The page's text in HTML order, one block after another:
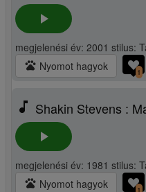
play_arrow
megjelenési év: 2001 stilus:
pets Nyomot hagyok 1
music_note Shakin Stevens :
play_arrow
megjelenési év: 1981 stilus:
pets Nyomot hagyok 1